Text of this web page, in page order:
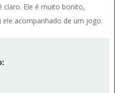
claro. Ele é muito bonito,
acompanhado de um jogo.